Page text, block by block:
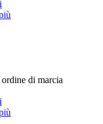
i
ordine di marcia
i